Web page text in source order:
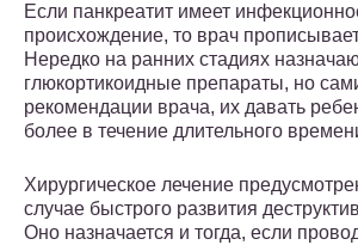
Если панкреатит имеет
происхождение, то врач
Нередко на ранних стадиях
глюкортикоидные препараты, но
рекомендации врача, их давать
более в течение длительного
Хирургическое лечение
случае быстрого развития
Оно назначается и тогда, если